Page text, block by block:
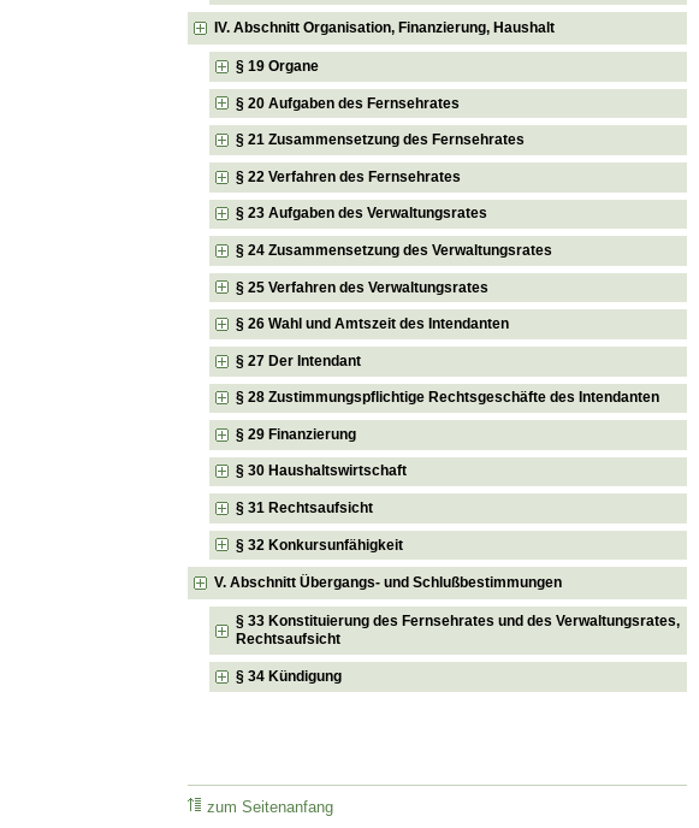
IV. Abschnitt Organisation, Finanzierung, Haushalt
§ 19 Organe
§ 20 Aufgaben des Fernsehrates
§ 21 Zusammensetzung des Fernsehrates
§ 22 Verfahren des Fernsehrates
§ 23 Aufgaben des Verwaltungsrates
§ 24 Zusammensetzung des Verwaltungsrates
§ 25 Verfahren des Verwaltungsrates
§ 26 Wahl und Amtszeit des Intendanten
§ 27 Der Intendant
§ 28 Zustimmungspflichtige Rechtsgeschäfte des Intendanten
§ 29 Finanzierung
§ 30 Haushaltswirtschaft
§ 31 Rechtsaufsicht
§ 32 Konkursunfähigkeit
V. Abschnitt Übergangs- und Schlußbestimmungen
§ 33 Konstituierung des Fernsehrates und des Verwaltungsrates,
Rechtsaufsicht
§ 34 Kündigung
zum Seitenanfang